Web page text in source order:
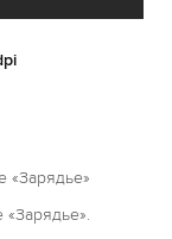
«Зарядье»